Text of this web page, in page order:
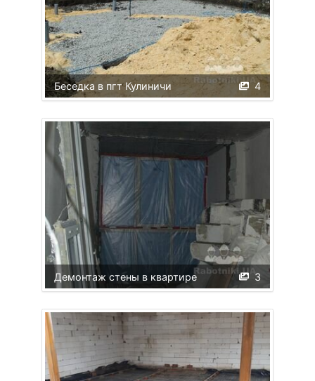
4
Беседка в пгт Кулиничи
3
Демонтаж стены в квартире